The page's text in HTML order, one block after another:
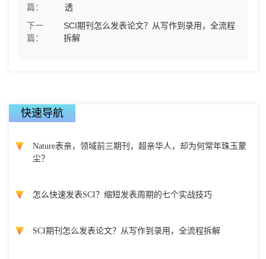
篇：
透
下一
篇：
SCI期刊怎么发表论文？从写作到录用，全流程
拆解
快速导航
Nature表亲，领域前三期刊，超亲华人，却为何常年珠玉蒙
尘？
怎么快速发表SCI？缩短发表周期的七个实战技巧
SCI期刊怎么发表论文？从写作到录用，全流程拆解